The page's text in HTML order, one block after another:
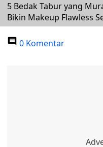
5 Bedak Tabur yang
Bikin Makeup Flawless
0 Komentar